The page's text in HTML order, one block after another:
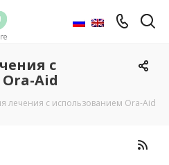
с
Aid
лечения с использованием Ora-Aid